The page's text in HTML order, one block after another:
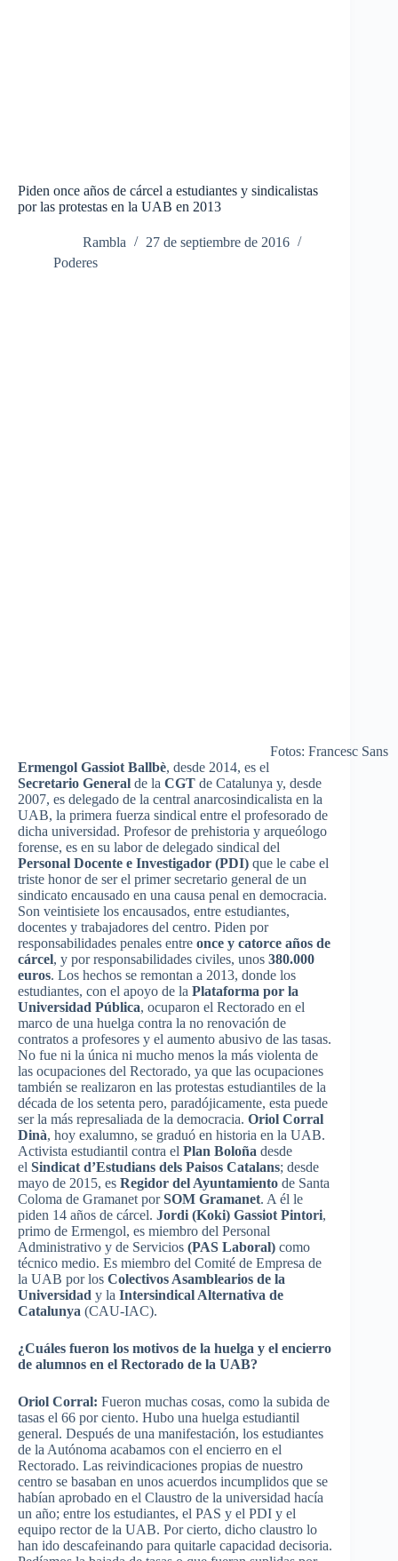
Piden once años de cárcel a estudiantes y sindicalistas
por las protestas en la UAB en 2013
Rambla
27 de septiembre de 2016
Poderes
Fotos: Francesc Sans
Ermengol Gassiot Ballbè, desde 2014, es el
Secretario General de la CGT de Catalunya y, desde
2007, es delegado de la central anarcosindicalista en la
UAB, la primera fuerza sindical entre el profesorado de
dicha universidad. Profesor de prehistoria y arqueólogo
forense, es en su labor de delegado sindical del
Personal Docente e Investigador (PDI) que le cabe el
triste honor de ser el primer secretario general de un
sindicato encausado en una causa penal en democracia.
Son veintisiete los encausados, entre estudiantes,
docentes y trabajadores del centro. Piden por
responsabilidades penales entre once y catorce años de
cárcel, y por responsabilidades civiles, unos 380.000
euros. Los hechos se remontan a 2013, donde los
estudiantes, con el apoyo de la Plataforma por la
Universidad Pública, ocuparon el Rectorado en el
marco de una huelga contra la no renovación de
contratos a profesores y el aumento abusivo de las tasas.
No fue ni la única ni mucho menos la más violenta de
las ocupaciones del Rectorado, ya que las ocupaciones
también se realizaron en las protestas estudiantiles de la
década de los setenta pero, paradójicamente, esta puede
ser la más represaliada de la democracia. Oriol Corral
Dinà, hoy exalumno, se graduó en historia en la UAB.
Activista estudiantil contra el Plan Boloña desde
el Sindicat d’Estudians dels Paisos Catalans; desde
mayo de 2015, es Regidor del Ayuntamiento de Santa
Coloma de Gramanet porSOM Gramanet. A él le
piden 14 años de cárcel. Jordi (Koki) Gassiot Pintori,
primo de Ermengol, es miembro del Personal
Administrativo y de Servicios (PAS Laboral) como
técnico medio. Es miembro del Comité de Empresa de
la UAB por los Colectivos Asamblearios de la
Universidad y la Intersindical Alternativa de
Catalunya (CAU-IAC).
¿Cuáles fueron los motivos de la huelga y el encierro
de alumnos en el Rectorado de la UAB?
Oriol Corral: Fueron muchas cosas, como la subida de
tasas el 66 por ciento. Hubo una huelga estudiantil
general. Después de una manifestación, los estudiantes
de la Autónoma acabamos con el encierro en el
Rectorado. Las reivindicaciones propias de nuestro
centro se basaban en unos acuerdos incumplidos que se
habían aprobado en el Claustro de la universidad hacía
un año; entre los estudiantes, el PAS y el PDI y el
equipo rector de la UAB. Por cierto, dicho claustro lo
han ido descafeinando para quitarle capacidad decisoria.